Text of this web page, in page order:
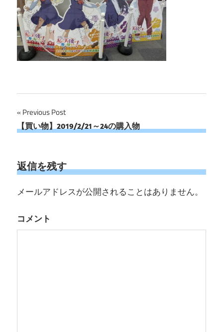
投
稿
ビ
ゲ
ー
シ
Previous Post
【買い物】2019/2/21～24の購入物
返信を残す
メールアドレスが公開されることはありません。
コメント